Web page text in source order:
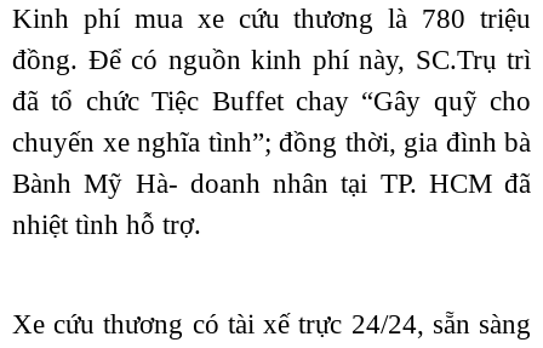
Kinh phí mua xe cứu thương là 780 triệu
đồng. Để có nguồn kinh phí này, SC.Trụ trì
đã tổ chức Tiệc Buffet chay “Gây quỹ cho
chuyến xe nghĩa tình”; đồng thời, gia đình bà
Bành Mỹ Hà- doanh nhân tại TP. HCM đã
nhiệt tình hỗ trợ.
Xe cứu thương có tài xế trực 24/24, sẵn sàng